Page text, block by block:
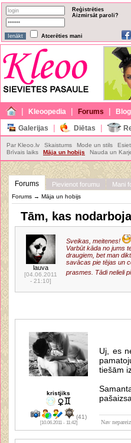
Reģistrēties
Aizmirsāt paroli?
Atcerēties mani
| Kleoopedia | Forums |
Galerijas | Diētas |
Par Kleoo.lv Skaistums Mode un stils
Brīvais laiks
Māja un hobijs Nauda un
Forums Pievienot forumu Mani
Forums → Māja un hobijs
Tām, kas
lauva
[04.06.2011
- 21:10]
Sveikas, meitenes!
Varbūt kāda no jums
draugiem, bet man
savācas pie tējas un
prasmes. Tādi nelieli
kristjiks
(41)
[10.06.2011 - 11:42]
Uj, es
tiešām
Nav